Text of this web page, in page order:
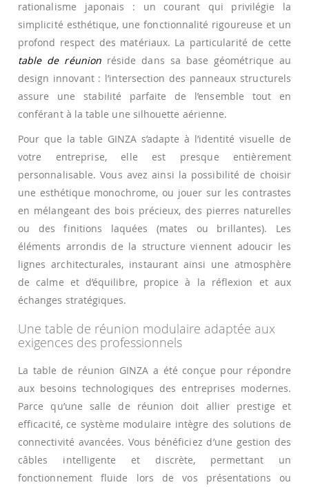
rationalisme japonais : un courant qui privilégie la
simplicité esthétique, une fonctionnalité rigoureuse et un
profond respect des matériaux. La particularité de cette
table de réunionréside dans sa base géométrique au
design innovant : l’intersection des panneaux structurels
assure une stabilité parfaite de l’ensemble tout en
conférant à la table une silhouette aérienne.
Pour que la table GINZA s’adapte à l’identité visuelle de
votre entreprise, elle est presque entièrement
personnalisable. Vous avez ainsi la possibilité de choisir
une esthétique monochrome, ou jouer sur les contrastes
en mélangeant des bois précieux, des pierres naturelles
ou des finitions laquées (mates ou brillantes). Les
éléments arrondis de la structure viennent adoucir les
lignes architecturales, instaurant ainsi une atmosphère
de calme et d’équilibre, propice à la réflexion et aux
échanges stratégiques.
Une table de réunion modulaire adaptée aux
exigences des professionnels
La table de réunion GINZA a été conçue pour répondre
aux besoins technologiques des entreprises modernes.
Parce qu’une salle de réunion doit allier prestige et
efficacité, ce système modulaire intègre des solutions de
connectivité avancées. Vous bénéficiez d’une gestion des
câbles intelligente et discrète, permettant un
fonctionnement fluide lors de vos présentations ou